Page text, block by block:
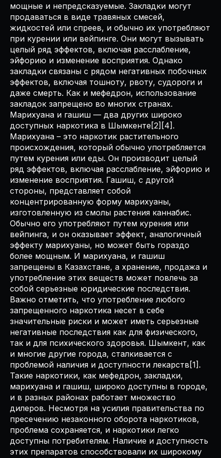
мощные и непредсказуемые. Закладки могут
продаваться в виде травяных смесей,
жидкостей или спреев, и обычно их употребляют
при курении или вейпинге. Они могут вызывать
целый ряд эффектов, включая расслабление,
эйфорию и изменение восприятия. Однако
закладки связаны с рядом негативных побочных
эффектов, включая тошноту, рвоту, судороги и
даже смерть. Как и мефедрон, использование
закладок запрещено во многих странах.
Марихуана и гашиш — два других широко
доступных наркотика в Шымкенте[2][4].
Марихуана – это наркотик растительного
происхождения, который обычно употребляется
путем курения или еды. Он производит целый
ряд эффектов, включая расслабление, эйфорию и
изменение восприятия. Гашиш, с другой
стороны, представляет собой
концентрированную форму марихуаны,
изготовленную из смолы растения каннабис.
Обычно его употребляют путем курения или
вейпинга, и он оказывает эффект, аналогичный
эффекту марихуаны, но может быть гораздо
более мощным. И марихуана, и гашиш
запрещены в Казахстане, а хранение, продажа и
употребление этих веществ может повлечь за
собой серьезные юридические последствия.
Важно отметить, что употребление любого
запрещенного наркотика несет в себе
значительные риски и может иметь серьезные
негативные последствия как для физического,
так и для психического здоровья. Шымкент, как
и многие другие города, сталкивается с
проблемой наличия и доступности лекарств[1].
Такие наркотики, как мефедрон, закладки,
марихуана и гашиш, широко доступны в городе,
и в разных районах работает множество
дилеров. Несмотря на усилия правительства по
пресечению незаконного оборота наркотиков,
проблема сохраняется, и наркотики легко
доступны потребителям. Наличие и доступность
этих препаратов способствовали их широкому